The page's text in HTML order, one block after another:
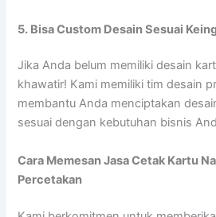
5. Bisa Custom Desain Sesuai
Jika Anda belum memiliki desain
khawatir! Kami memiliki tim desain
membantu Anda menciptakan
sesuai dengan kebutuhan bisnis
Cara Memesan Jasa Cetak Kartu
Percetakan